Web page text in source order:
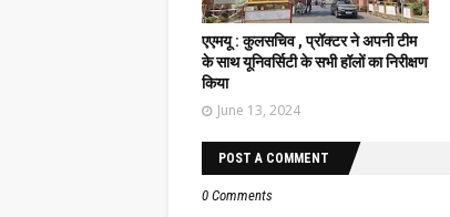
एएमयू : कुलसचिव , प्रॉक्टर ने अपनी टीम
के साथ यूनिवर्सिटी के सभी हॉलों का निरीक्षण
किया
June 13, 2024
POST A COMMENT
0 Comments